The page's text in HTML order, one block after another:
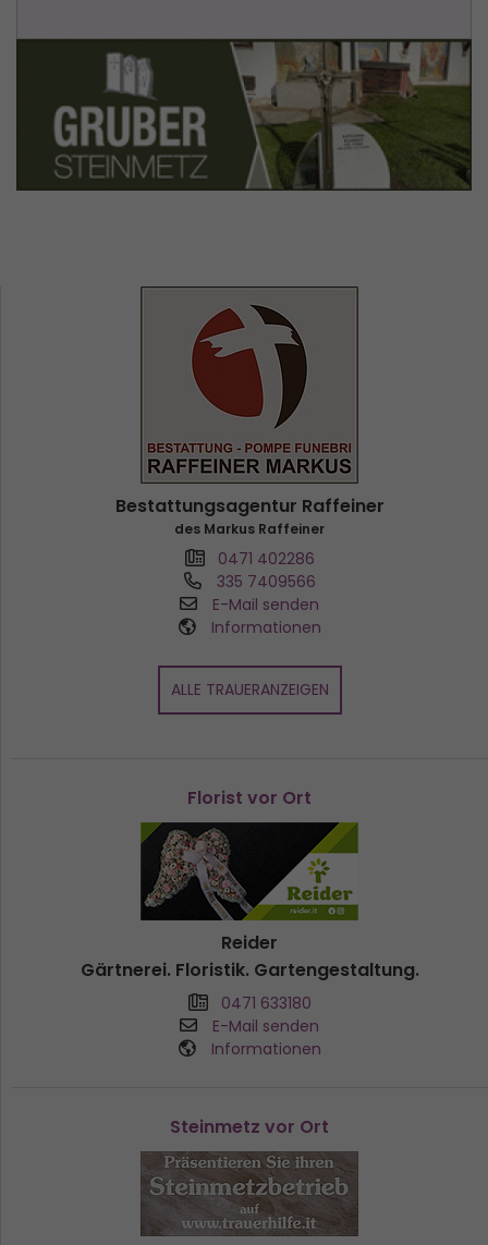
Bestattungsagentur Raffeiner
des Markus Raffeiner
0471 402286
335 7409566
E-Mail senden
Informationen
ALLE TRAUERANZEIGEN
Florist vor Ort
Reider
Gärtnerei. Floristik. Gartengestaltung.
0471 633180
E-Mail senden
Informationen
Steinmetz vor Ort